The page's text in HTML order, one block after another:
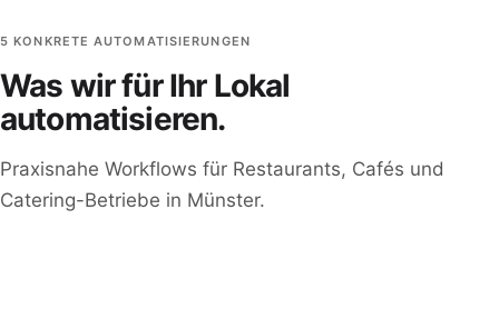
5 KONKRETE AUTOMATISIERUNGEN
Was wir für Ihr Lokal
automatisieren.
Praxisnahe Workflows für Restaurants, Cafés und
Catering-Betriebe in Münster.